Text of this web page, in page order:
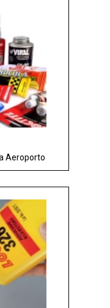
Aeroporto